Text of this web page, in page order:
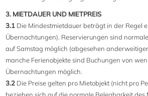
3. MIETDAUER UND MIETPREIS
3.1 Die Mindestmietdauer beträgt in der Regel
Übernachtungen). Reservierungen sind
auf Samstag möglich (abgesehen
manche Ferienobjekte sind Buchungen von
Übernachtungen möglich.
3.2 Die Preise gelten pro Mietobjekt (nicht pro